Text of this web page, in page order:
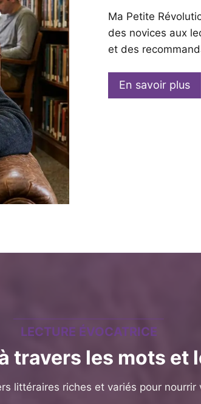
Ma Petite
des novices aux
et des
En savoir plus
LECTURE ÉVOCATRICE
travers les mots et
littéraires riches et variés pour nourrir